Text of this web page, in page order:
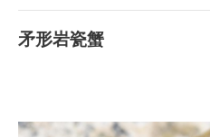
媒
體
檢
像
矛形岩瓷蟹